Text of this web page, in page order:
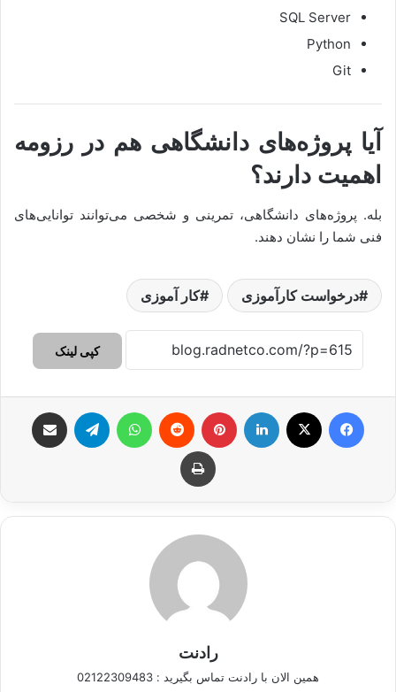
SQL Server
Python
Git
آیا پروژه‌های دانشگاهی هم در رزومه
اهمیت دارند؟
بله. پروژه‌های دانشگاهی، تمرینی و شخصی می‌توانند توانایی‌های
فنی شما را نشان دهند.
درخواست کارآموزی کار آموزی
کپی لینک
فیس بوک لینکدین ‫پین‌ترست ‫رددیت تلگرام
چاپ
رادنت
همین الان با رادنت تماس بگیرید : 02122309483